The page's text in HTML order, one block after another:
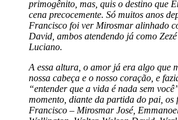
primogênito, mas, quis o destino que
cena precocemente. Só muitos anos
Francisco foi ver Mirosmar alinhado
David, ambos atendendo já como
Luciano.
A essa altura, o amor já era algo que
nossa cabeça e o nosso coração, e
“entender que a vida é nada sem
momento, diante da partida do pai, os
Francisco – Mirosmar José,